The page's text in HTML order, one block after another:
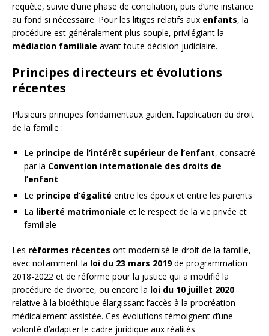
requête, suivie d’une phase de conciliation, puis d’une instance
au fond si nécessaire. Pour les litiges relatifs aux enfants, la
procédure est généralement plus souple, privilégiant la
médiation familiale avant toute décision judiciaire.
Principes directeurs et évolutions
récentes
Plusieurs principes fondamentaux guident l’application du droit
de la famille :
Le principe de l’intérêt supérieur de l’enfant, consacré
par la Convention internationale des droits de
l’enfant
Le principe d’égalité entre les époux et entre les parents
La liberté matrimoniale et le respect de la vie privée et
familiale
Les réformes récentes ont modernisé le droit de la famille,
avec notamment la loi du 23 mars 2019de programmation
2018-2022 et de réforme pour la justice qui a modifié la
procédure de divorce, ou encore la loi du 10 juillet 2020
relative à la bioéthique élargissant l’accès à la procréation
médicalement assistée. Ces évolutions témoignent d’une
volonté d’adapter le cadre juridique aux réalités